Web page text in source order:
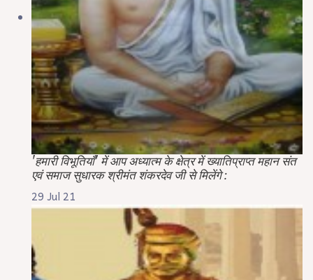
'हमारी विभूतियाँ' में आप अध्यात्म के क्षेत्र में ख्यातिप्राप्त महान संत
एवं समाज सुधारक श्रीमंत शंकरदेव जी से मिलेंगे :
29 Jul 21